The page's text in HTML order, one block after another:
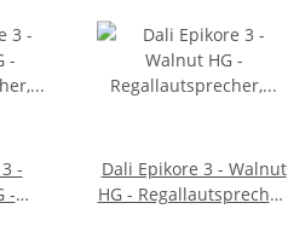
-
-
Dali Epikore 3 - Walnut
HG - Regallautsprecher,